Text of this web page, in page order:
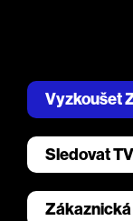
Vyzkoušet
Sledovat TV